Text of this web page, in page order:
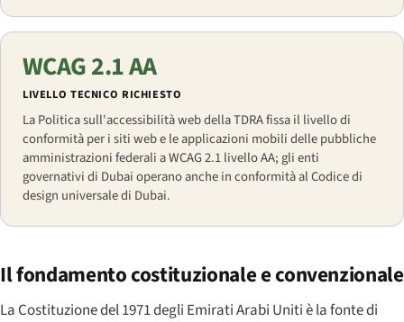
WCAG 2.1 AA
LIVELLO TECNICO RICHIESTO
La Politica sull'accessibilità web della TDRA fissa il livello di
conformità per i siti web e le applicazioni mobili delle pubbliche
amministrazioni federali a WCAG 2.1 livello AA; gli enti
governativi di Dubai operano anche in conformità al Codice di
design universale di Dubai.
Il fondamento costituzionale e convenzionale
La Costituzione del 1971 degli Emirati Arabi Uniti è la fonte di